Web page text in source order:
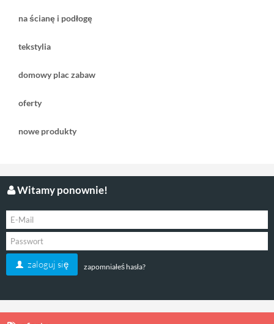
na ścianę i podłogę
tekstylia
domowy plac zabaw
oferty
nowe produkty
Witamy ponownie!
zaloguj się zapomniałeś hasła?